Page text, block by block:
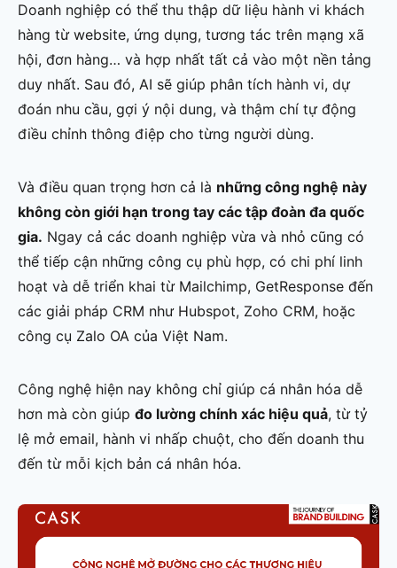
Doanh nghiệp có thể thu thập dữ liệu hành vi khách
hàng từ website, ứng dụng, tương tác trên mạng xã
hội, đơn hàng… và hợp nhất tất cả vào một nền tảng
duy nhất. Sau đó, AI sẽ giúp phân tích hành vi, dự
đoán nhu cầu, gợi ý nội dung, và thậm chí tự động
điều chỉnh thông điệp cho từng người dùng.
Và điều quan trọng hơn cả là những công nghệ này
không còn giới hạn trong tay các tập đoàn đa quốc
gia. Ngay cả các doanh nghiệp vừa và nhỏ cũng có
thể tiếp cận những công cụ phù hợp, có chi phí linh
hoạt và dễ triển khai từ Mailchimp, GetResponse đến
các giải pháp CRM như Hubspot, Zoho CRM, hoặc
công cụ Zalo OA của Việt Nam.
Công nghệ hiện nay không chỉ giúp cá nhân hóa dễ
hơn mà còn giúp đo lường chính xác hiệu quả, từ tỷ
lệ mở email, hành vi nhấp chuột, cho đến doanh thu
đến từ mỗi kịch bản cá nhân hóa.